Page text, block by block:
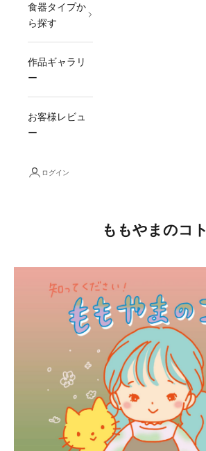
食器タイプか
ら探す
作品ギャラリ
ー
お客様レビュ
ー
ログイン
ももやまのコト